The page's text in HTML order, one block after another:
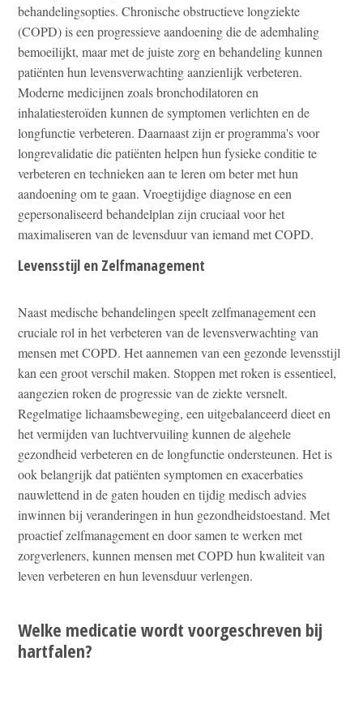
behandelingsopties. Chronische obstructieve longziekte
(COPD) is een progressieve aandoening die de ademhaling
bemoeilijkt, maar met de juiste zorg en behandeling kunnen
patiënten hun levensverwachting aanzienlijk verbeteren.
Moderne medicijnen zoals bronchodilatoren en
inhalatiesteroïden kunnen de symptomen verlichten en de
longfunctie verbeteren. Daarnaast zijn er programma's voor
longrevalidatie die patiënten helpen hun fysieke conditie te
verbeteren en technieken aan te leren om beter met hun
aandoening om te gaan. Vroegtijdige diagnose en een
gepersonaliseerd behandelplan zijn cruciaal voor het
maximaliseren van de levensduur van iemand met COPD.
Levensstijl en Zelfmanagement
Naast medische behandelingen speelt zelfmanagement een
cruciale rol in het verbeteren van de levensverwachting van
mensen met COPD. Het aannemen van een gezonde levensstijl
kan een groot verschil maken. Stoppen met roken is essentieel,
aangezien roken de progressie van de ziekte versnelt.
Regelmatige lichaamsbeweging, een uitgebalanceerd dieet en
het vermijden van luchtvervuiling kunnen de algehele
gezondheid verbeteren en de longfunctie ondersteunen. Het is
ook belangrijk dat patiënten symptomen en exacerbaties
nauwlettend in de gaten houden en tijdig medisch advies
inwinnen bij veranderingen in hun gezondheidstoestand. Met
proactief zelfmanagement en door samen te werken met
zorgverleners, kunnen mensen met COPD hun kwaliteit van
leven verbeteren en hun levensduur verlengen.
Welke medicatie wordt voorgeschreven bij
hartfalen?